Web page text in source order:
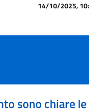
14/10/2025,
sono chiare